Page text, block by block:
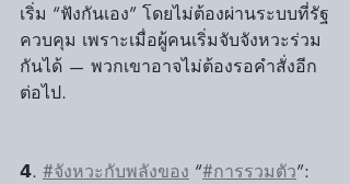
เริ่ม “ฟังกันเอง” โดยไม่ต้องผ่านระบบที่รัฐ
ควบคุม เพราะเมื่อผู้คนเริ่มจับจังหวะร่วม
กันได้ — พวกเขาอาจไม่ต้องรอคำสั่งอีก
ต่อไป.
𝟰. #จังหวะกับพลังของ “#การรวมตัว”: